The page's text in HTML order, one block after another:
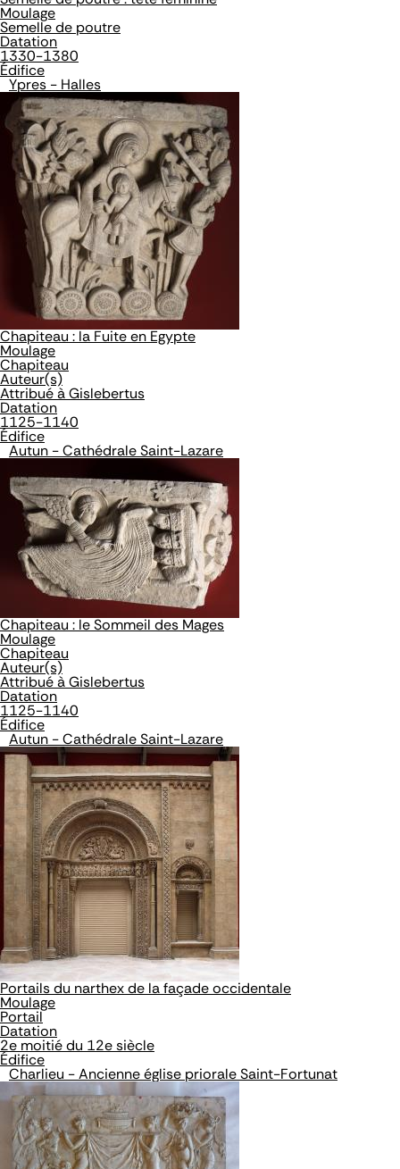
Moulage
Semelle de poutre
Datation
1330-1380
Édifice
Ypres - Halles
Chapiteau : la Fuite en Egypte
Moulage
Chapiteau
Auteur(s)
Attribué à Gislebertus
Datation
1125-1140
Édifice
Autun - Cathédrale Saint-Lazare
Chapiteau : le Sommeil des Mages
Moulage
Chapiteau
Auteur(s)
Attribué à Gislebertus
Datation
1125-1140
Édifice
Autun - Cathédrale Saint-Lazare
Portails du narthex de la façade occidentale
Moulage
Portail
Datation
2e moitié du 12e siècle
Édifice
Charlieu - Ancienne église priorale Saint-Fortunat